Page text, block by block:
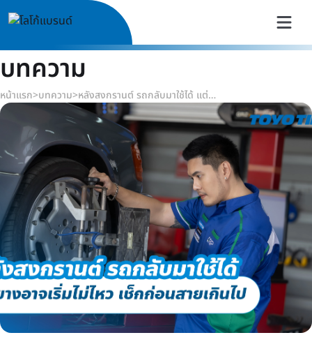
บทความ
หน้าแรก>บทความ> หลังสงกรานต์ รถกลับมาใช้ได้ แต่ยางอาจเริ่มไม่ไหว เช็กก่อนสายเกินไป